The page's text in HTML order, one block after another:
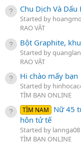
Chu Dịch Và
Started by
RAO VẶT
Bột Graphite,
Started by
RAO VẶT
Hi chào mấy bạn
Started by
TÌM BẠN ONLINE
TÌM NAM
Nữ 45
hôn tử tế
Started by lannga08
TÌM BẠN ONLINE